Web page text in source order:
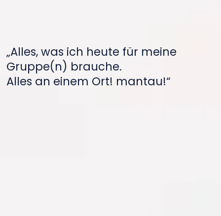
„Alles, was ich heute für meine
Gruppe(n) brauche.
Alles an einem Ort! mantau!“